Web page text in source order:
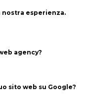
nostra esperienza.
agency?
sito web su Google?